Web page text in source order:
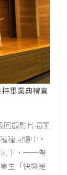
畢業典禮直
回顧影片揭開
種回憶中。
下，一一帶
生「快樂是